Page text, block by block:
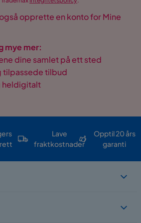
opprette en konto for Mine
mye mer:
dine samlet på ett sted
tilpassede tilbud
heldigitalt
Lave
fraktkostnader
Opptil 20 års
garanti